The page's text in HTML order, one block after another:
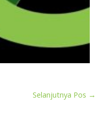
Selanjutnya Pos →